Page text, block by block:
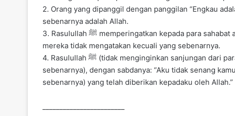
2. Orang yang dipanggil dengan panggilan “Engkau
sebenarnya adalah Allah.
3. Rasulullah ﷺ memperingatkan kepada para sahabat agar tidak terseret dan terbujuk oleh syetan, padahal
mereka tidak mengatakan kecuali yang sebenarnya.
4. Rasulullah ﷺ (tidak menginginkan sanjungan dari para sahabat yang melampaui kedudukan yang
sebenarnya), dengan sabdanya: “Aku tidak senang
sebenarnya) yang telah diberikan kepadaku oleh Allah.”